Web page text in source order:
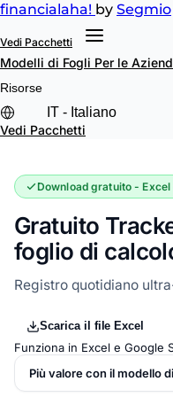
financialaha! by Segmio
Vedi Pacchetti
Modelli di Fogli Per le
Risorse
Vedi Pacchetti
Download gratuito - Excel
Gratuito
foglio di
Registro quotidiano
Scarica il file Excel
Funziona in Excel e Google
Più valore con il modello